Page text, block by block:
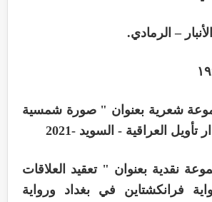
– الرمادي.
شعرية بعنوان " صورة شمسية
العراقية - السويد -2021
نقدية بعنوان " تعقيد العلاقات
فرانكشتاين في بغداد ورواية